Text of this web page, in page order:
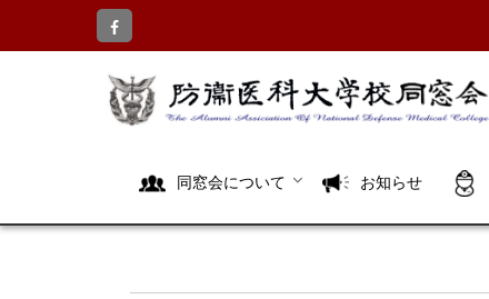
テ
同窓会について お知らせ